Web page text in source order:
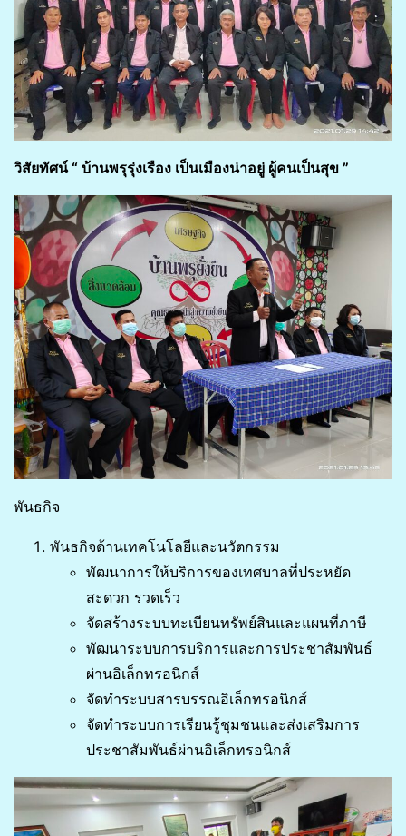
วิสัยทัศน์ “ บ้านพรุรุ่งเรือง เป็นเมืองน่าอยู่ ผู้คนเป็นสุข ”
พันธกิจ
พันธกิจด้านเทคโนโลยีและนวัตกรรม
พัฒนาการให้บริการของเทศบาลที่ประหยัด
สะดวก รวดเร็ว
จัดสร้างระบบทะเบียนทรัพย์สินและแผนที่ภาษี
พัฒนาระบบการบริการและการประชาสัมพันธ์
ผ่านอิเล็กทรอนิกส์
จัดทำระบบสารบรรณอิเล็กทรอนิกส์
จัดทำระบบการเรียนรู้ชุมชนและส่งเสริมการ
ประชาสัมพันธ์ผ่านอิเล็กทรอนิกส์